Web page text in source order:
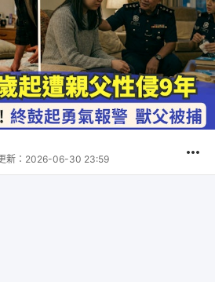
新： 2026-06-30 23:59